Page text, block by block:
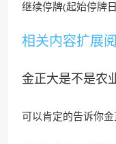
继续停牌(起始停牌日
相关内容扩展
金正大是不是农
可以肯定的告诉你金